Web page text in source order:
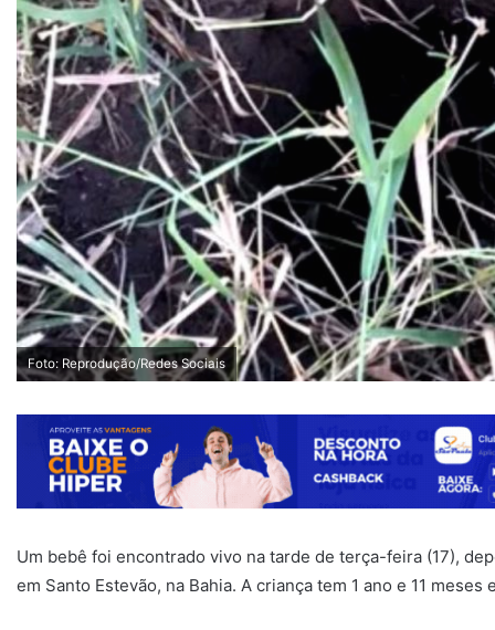
Foto: Reprodução/Redes Sociais
Um bebê foi encontrado vivo na tarde de terça-feira (17),
em Santo Estevão, na Bahia. A criança tem 1 ano e 11